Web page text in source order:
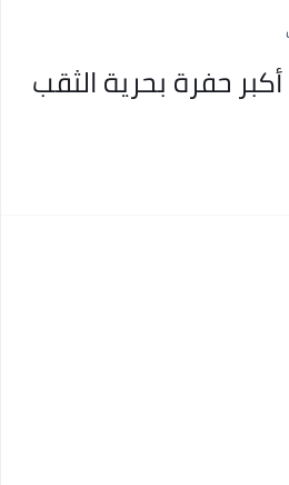
حفرة بحرية الثقب